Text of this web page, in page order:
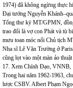
1974) đã không ngừng thực
Đại tướng Nguyễn
Tổng thư ký MT/GPMN,
trao đổi là vợ con Phát và tù
mưu toan móc nối Chủ tịch
Nha sĩ Lê Văn Trường ở
cũng lọt vào một màn ảo
17. Xem Chính Đạo, VNNB,
Trong hai năm 1962-1963,
lược CSBV. Albert Phạm